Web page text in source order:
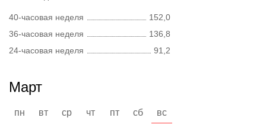
40-часовая неделя
152,0
36-часовая неделя
136,8
24-часовая неделя
91,2
Март
пн вт ср чт пт сб
вс